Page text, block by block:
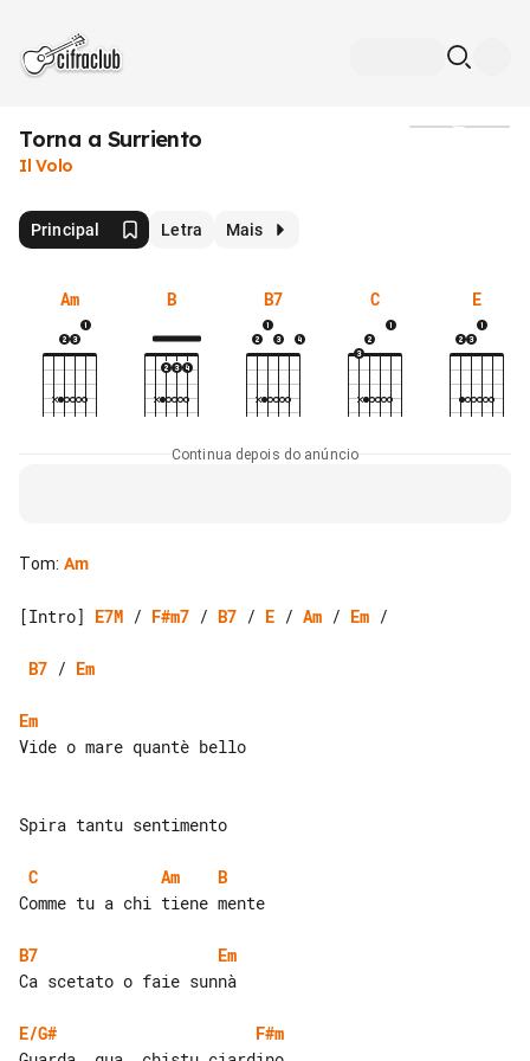
Torna a Surriento
Il Volo
Principal Letra Mais
Am B B7 C E
Continua depois do anúncio
Tom: Am
[Intro] E7M / F#m7 / B7 / E / Am / Em /
B7 / Em
Em
Vide o mare quantè bello
Spira tantu sentimento
C Am
B
Comme tu a chi tiene mente
B7
Em
Ca scetato o faie sunnà
E/G#
F#m